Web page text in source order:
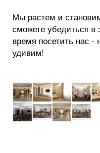
Мы растем и
сможете убедиться в
время посетить нас
удивим!